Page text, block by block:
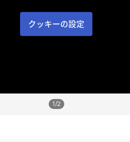
クッキーの設定
1/2